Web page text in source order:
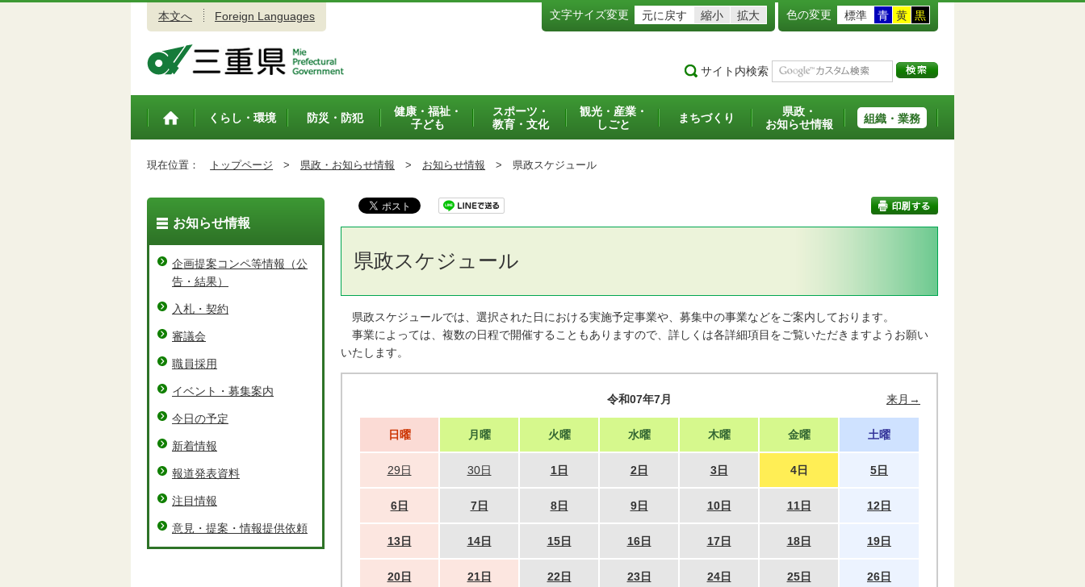
本文へ Foreign Languages 文字サイズ変更 元に戻す 縮小 拡大 色の変更 標準 青 黄 黒
サイト内検索
トップペ
くらし・環境 防災・防犯
健康・福祉・
子ども
スポーツ・
教育・文化
観光・産業・
しごと
まちづくり
県政・
お知らせ情報
組織・業務
現在位置： トップページ > 県政・お知らせ情報 > お知らせ情報 > 県政スケジュール
県政スケジュール
県政スケジュールでは、選択された日における実施予定事業や、募集中の事業などをご案内しております。
事業によっては、複数の日程で開催することもありますので、詳しくは各詳細項目をご覧いただきますようお願い
いたします。
令和07年7月 来月→
日曜 月曜 火曜 水曜 木曜 金曜 土曜
29日 30日 1日 2日 3日 4日 5日
6日 7日 8日 9日 10日 11日 12日
13日 14日 15日 16日 17日 18日 19日
20日 21日 22日 23日 24日 25日 26日
お知らせ情報
企画提案コンペ等情報（公
告・結果）
入札・契約
審議会
職員採用
イベント・募集案内
今日の予定
新着情報
報道発表資料
注目情報
意見・提案・情報提供依頼